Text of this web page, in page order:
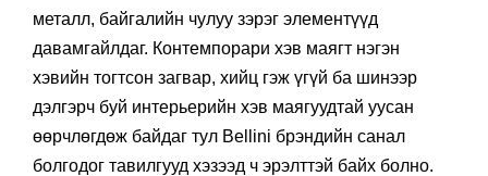
металл, байгалийн чулуу зэрэг элементүүд
давамгайлдаг. Контемпорари хэв маягт нэгэн
хэвийн тогтсон загвар, хийц гэж үгүй ба шинээр
дэлгэрч буй интерьерийн хэв маягуудтай уусан
өөрчлөгдөж байдаг тул Bellini брэндийн санал
болгодог тавилгууд хэзээд ч эрэлттэй байх болно.